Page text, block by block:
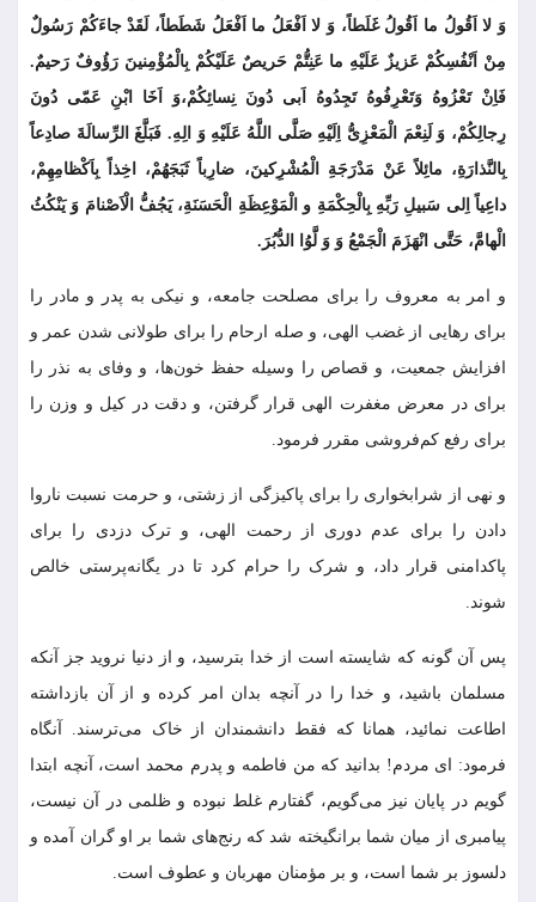
وَ لا اَقُولُ ما اَقُولُ غَلَطاً، وَ لا اَفْعَلُ ما اَفْعَلُ شَطَطاً، لَقَدْ جاءَکُمْ رَسُولٌ
مِنْ اَنْفُسِکُمْ عَزیزٌ عَلَیْهِ ما عَنِتُّمْ حَریصٌ عَلَیْکُمْ بِالْمُؤْمِنینَ رَؤُوفٌ رَحیمٌ.
فَاِنْ تَعْزُوهُ وَتَعْرِفُوهُ تَجِدُوهُ اَبی دُونَ نِسائِکُمْ،وَ اَخَا ابْنِ عَمّی دُونَ
رِجالِکُمْ، وَ لَنِعْمَ الْمَعْزِىُّ اِلَیْهِ صَلَّى اللَّهُ عَلَیْهِ وَ الِهِ. فَبَلَّغَ الرِّسالَةَ صادِعاً
بِالنَّذارَةِ، مائِلاً عَنْ مَدْرَجَةِ الْمُشْرِکینَ، ضارِباً ثَبَجَهُمْ، اخِذاً بِاَکْظامِهِمْ،
داعِیاً اِلى سَبیلِ رَبِّهِ بِالْحِکْمَةِ و الْمَوْعِظَةِ الْحَسَنَةِ، یَجُفُّ الْاَصْنامَ وَ یَنْکُثُ
الْهامَّ، حَتَّى انْهَزَمَ الْجَمْعُ وَ وَ لَّوُا الدُّبُرَ.
و امر به معروف را براى مصلحت جامعه، و نیکى به پدر و مادر را
براى رهایى از غضب الهى، و صله ارحام را براى طولانى شدن عمر و
افزایش جمعیت، و قصاص را وسیله حفظ خون‌ها، و وفاى به نذر را
براى در معرض مغفرت الهى قرار گرفتن، و دقت در کیل و وزن را
براى رفع کم‏‌فروشى مقرر فرمود.
و نهى از شرابخوارى را براى پاکیزگى از زشتى، و حرمت نسبت ناروا
دادن را براى عدم دورى از رحمت الهى، و ترک دزدى را براى
پاکدامنى قرار داد، و شرک را حرام کرد تا در یگانه‏‌پرستى خالص
شوند.
پس آن گونه که شایسته است از خدا بترسید، و از دنیا نروید جز آنکه
مسلمان باشید، و خدا را در آنچه بدان امر کرده و از آن بازداشته
اطاعت نمائید، همانا که فقط دانشمندان از خاک مى‏‌ترسند. آنگاه
فرمود: اى مردم! بدانید که من فاطمه و پدرم محمد است، آنچه ابتدا
گویم در پایان نیز می‌گویم، گفتارم غلط نبوده و ظلمى در آن نیست،
پیامبرى از میان شما برانگیخته شد که رنج‌هاى شما بر او گران آمده و
دلسوز بر شما است، و بر مؤمنان مهربان و عطوف است.